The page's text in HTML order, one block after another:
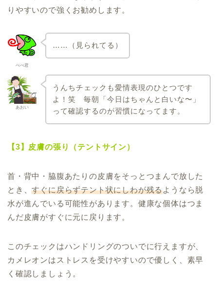
りやすいので強くお勧めします。
ぺぺ君
……（見られてる）
あおい
うんちチェックも愛情表現のひとつです
よ！笑 毎朝「今日はちゃんと白いな〜」
って確認するのが習慣になってます。
【3】皮膚の張り（テントサイン）
首・背中・脇腹あたりの皮膚をそっとつまんで放した
とき、すぐに戻らずテント状にしわが残るようなら脱
水が進んでいる可能性があります。健康な個体はつま
んだ皮膚がすぐに元に戻ります。
このチェックはハンドリングのついでに行えますが、
カメレオンはストレスを受けやすいので優しく、素早
く確認しましょう。